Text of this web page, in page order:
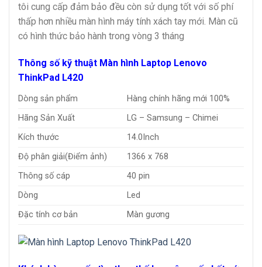
tôi cung cấp đảm bảo đều còn sử dụng tốt với số phí
thấp hơn nhiều màn hình máy tính xách tay mới. Màn cũ
có hình thức bảo hành trong vòng 3 tháng
Thông số kỹ thuật Màn hình Laptop Lenovo
ThinkPad L420
Dòng sản phẩm
Hàng chính hãng mới 100%
Hãng Sản Xuất
LG – Samsung – Chimei
Kích thước
14.0Inch
Độ phân giải(Điểm ảnh)
1366 x 768
Thông số cáp
40 pin
Dòng
Led
Đặc tính cơ bản
Màn gương